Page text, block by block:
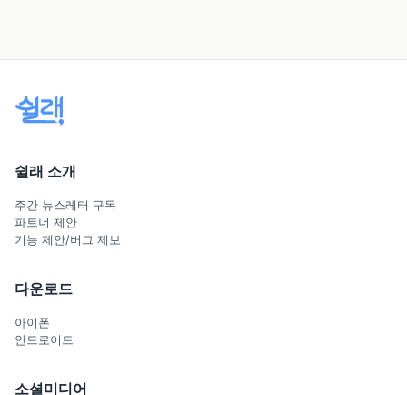
쉴래 소개
주간 뉴스레터 구독
파트너 제안
기능 제안/버그 제보
다운로드
아이폰
안드로이드
소셜미디어